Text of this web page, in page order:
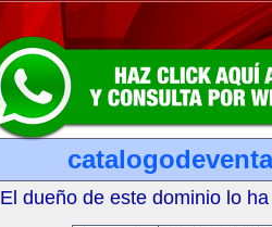
El dueño de este dominio lo